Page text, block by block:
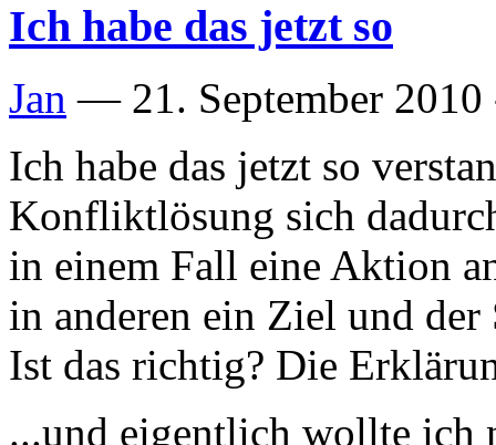
Ich habe das jetzt so
Jan — 21. September
Ich habe das jetzt so
Konfliktlösung sich
in einem Fall eine Aktion
in anderen ein Ziel und
Ist das richtig? Die
...und eigentlich wollte ich